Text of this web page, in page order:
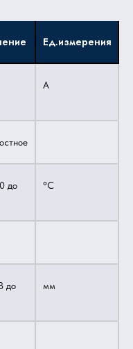
Ед.измерения
А
до
°С
до
мм